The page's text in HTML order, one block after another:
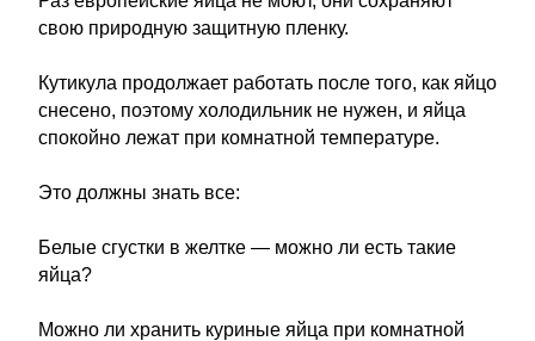
свою природную защитную пленку.
Кутикула продолжает работать после того, как яйцо
снесено, поэтому холодильник не нужен, и яйца
спокойно лежат при комнатной температуре.
Это должны знать все:
Белые сгустки в желтке — можно ли есть такие
яйца?
Можно ли хранить куриные яйца при комнатной